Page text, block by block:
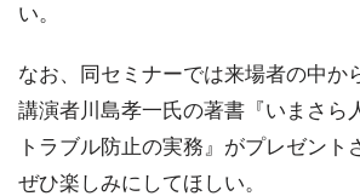
い。
なお、同セミナーでは来場者の中か
講演者川島孝一氏の著書『いまさら
トラブル防止の実務』がプレゼント
ぜひ楽しみにしてほしい。